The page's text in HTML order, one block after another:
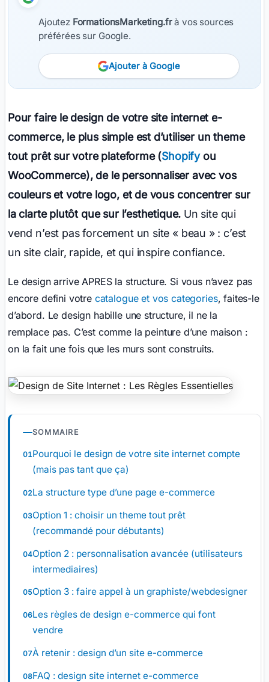
Ajoutez FormationsMarketing.frà vos sources
préférées sur Google.
Ajouter à Google
Pour faire le design de votre site internet e-
commerce, le plus simple est d’utiliser un theme
tout prêt sur votre plateforme (Shopifyou
WooCommerce), de le personnaliser avec vos
couleurs et votre logo, et de vous concentrer sur
la clarte plutôt que sur l’esthetique. Un site qui
vend n’est pas forcement un site « beau » : c’est
un site clair, rapide, et qui inspire confiance.
Le design arrive APRES la structure. Si vous n’avez pas
encore defini votre catalogue et vos categories, faites-le
d’abord. Le design habille une structure, il ne la
remplace pas. C’est comme la peinture d’une maison :
on la fait une fois que les murs sont construits.
SOMMAIRE
Pourquoi le design de votre site internet compte
(mais pas tant que ça)
La structure type d’une page e-commerce
Option 1 : choisir un theme tout prêt
(recommandé pour débutants)
Option 2 : personnalisation avancée (utilisateurs
intermediaires)
Option 3 : faire appel à un graphiste/webdesigner
Les règles de design e-commerce qui font
vendre
À retenir : design d’un site e-commerce
FAQ : design site internet e-commerce